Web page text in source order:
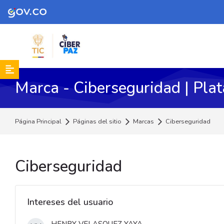
Skip to navigation
Skip to search form
Skip to login form
Skip to footer
Saltar al contenido principal
Marca - Ciberseguridad |
Página Principal Páginas del sitio Marcas Ciberseguridad
Ciberseguridad
Intereses del usuario
Saltar Navegación
Navegación
Página Principal